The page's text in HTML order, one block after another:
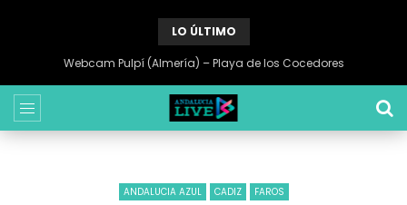
LO ÚLTIMO
Webcam Pulpí (Almería) – Playa de los Cocedores
ANDALUCIA AZUL CADIZ FAROS